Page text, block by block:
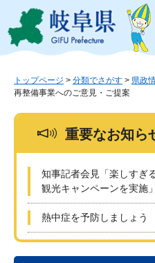
ジ
ュ
このペー
トップページ > 分類でさがす > 県政
再整備事業へのご意見・ご提案
重要なお知ら
知事記者会見「楽しすぎ
観光キャンペーンを実施
熱中症を予防しましょう